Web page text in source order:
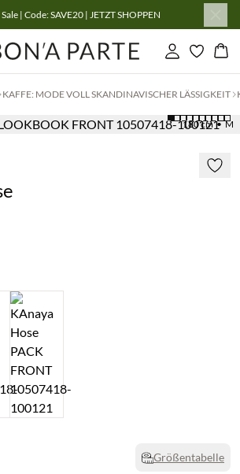
| Code: SAVE20 | JETZT SHOPPEN
Einloggen
KAFFE: MODE VOLL SKANDINAVISCHER LÄSSIGKEIT
180 cm • M
Größentabelle